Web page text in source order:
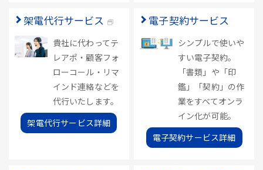
架電代行サービス
貴社に代わってテ
レアポ・顧客フォ
ローコール・リマ
インド連絡などを
代行いたします。
架電代行サービス詳細
電子契約サービス
シンプルで使いや
すい電子契約。
「書類」や「印
鑑」「契約」の作
業をすべてオンラ
イン化が可能。
電子契約サービス詳細